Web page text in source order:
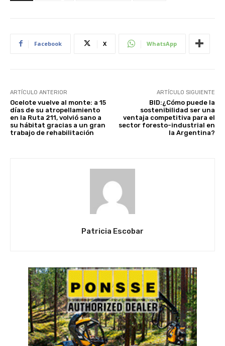
Facebook X WhatsApp
ARTÍCULO ANTERIOR
Ocelote vuelve al monte: a 15
días de su atropellamiento
en la Ruta 211, volvió sano a
su hábitat gracias a un gran
trabajo de rehabilitación
ARTÍCULO SIGUIENTE
BID:¿Cómo puede la
sostenibilidad ser una
ventaja competitiva para el
sector foresto-industrial en
la Argentina?
Patricia Escobar